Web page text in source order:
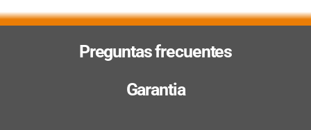
Preguntas frecuentes
Garantia